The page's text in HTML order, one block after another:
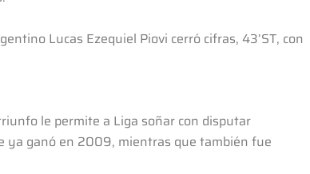
Lucas Ezequiel Piovi cerró cifras, 43’ST, con
le permite a Liga soñar con disputar
ya ganó en 2009, mientras que también fue